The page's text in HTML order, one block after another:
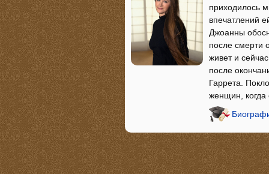
приходилось
впечатлений
Джоанны
после смерти
живет и
после
Гаррета.
женщин,